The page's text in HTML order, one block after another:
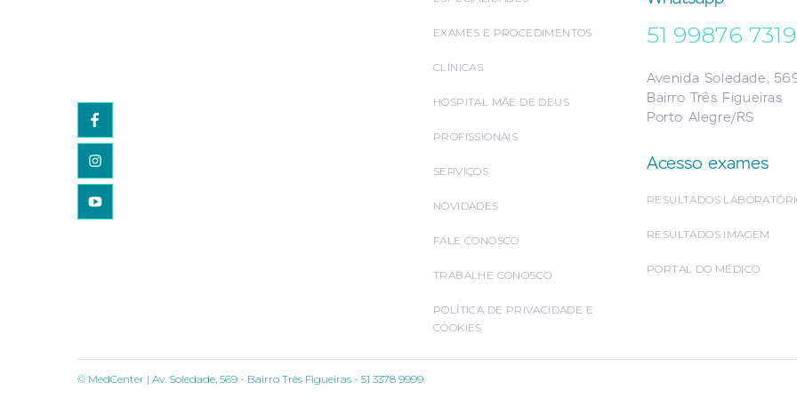
EXAMES E PROCEDIMENTOS
CLÍNICAS
HOSPITAL MÃE DE DEUS
PROFISSIONAIS
SERVIÇOS
NOVIDADES
FALE CONOSCO
TRABALHE CONOSCO
POLÍTICA DE PRIVACIDADE E
COOKIES
51 99876 7319
Avenida Soledade,
Bairro Três Figueiras
Porto Alegre/RS
Acesso exames
RESULTADOS
RESULTADOS IMAGEM
PORTAL DO MÉDICO
© MedCenter | Av. Soledade, 569 - Bairro Três Figueiras - 51 3378 9999